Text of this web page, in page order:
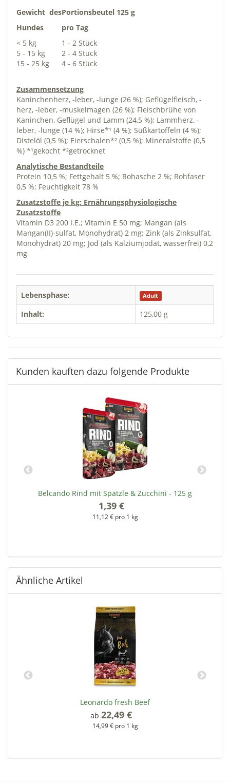
Gewicht des
Hundes
Portionsbeutel 125 g
pro Tag
< 5 kg
1 - 2 Stück
5 - 15 kg
2 - 4 Stück
15 - 25 kg
4 - 6 Stück
Zusammensetzung
Kaninchenherz, -leber, -lunge (26 %); Geflügelfleisch, -
herz, -leber, -muskelmagen (26 %); Fleischbrühe von
Kaninchen, Geflügel und Lamm (24,5 %); Lammherz, -
leber, -lunge (14 %); Hirse*¹ (4 %); Süßkartoffeln (4 %);
Distelöl (0,5 %); Eierschalen*² (0,5 %); Mineralstoffe (0,5
%) *¹gekocht *²getrocknet
Analytische Bestandteile
Protein 10,5 %; Fettgehalt 5 %; Rohasche 2 %; Rohfaser
0,5 %; Feuchtigkeit 78 %
Zusatzstoffe je kg: Ernährungsphysiologische
Zusatzstoffe
Vitamin D3 200 I.E.; Vitamin E 50 mg; Mangan (als
Mangan(II)-sulfat, Monohydrat) 2 mg; Zink (als Zinksulfat,
Monohydrat) 20 mg; Jod (als Kalziumjodat, wasserfrei) 0,2
mg
Lebensphase: Adult
Inhalt: 125,00 g
Kunden kauften dazu folgende Produkte
Belcando Rind mit Spätzle & Zucchini - 125 g
1,39 €
11,12 € pro 1 kg
Ähnliche Artikel
Leonardo fresh Beef
ab 22,49 €
14,99 € pro 1 kg